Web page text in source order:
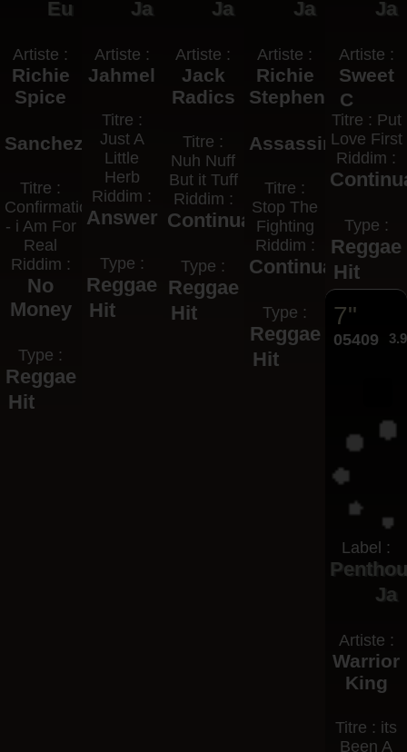
Eu
Artiste :
Richie
Spice
Sanchez
Titre :
Confirmation
- i Am For
Real
Riddim :
No
Money
Type :
Reggae
Hit
Ja
Artiste :
Jahmel
Titre :
Just A
Little
Herb
Riddim :
Answer
Type :
Reggae
Hit
Ja
Artiste :
Jack
Radics
Titre :
Nuh Nuff
But it Tuff
Riddim :
Continuation
Type :
Reggae
Hit
Ja
Artiste :
Richie
Stephens
Assassin
Titre :
Stop The
Fighting
Riddim :
Continuation
Type :
Reggae
Hit
Ja
Artiste :
Sweet
C
Titre : Put
Love First
Riddim :
Type :
Reggae
Hit
7"
05409
Label :
Ja
Artiste :
Warrior
King
Titre : its
Been A